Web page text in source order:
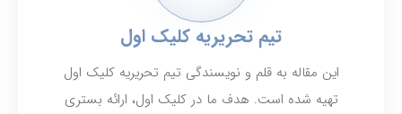
تیم تحریریه کلیک اول
این مقاله به قلم و نویسندگی تیم تحریریه کلیک اول
تهیه شده است. هدف ما در کلیک اول، ارائه بستری